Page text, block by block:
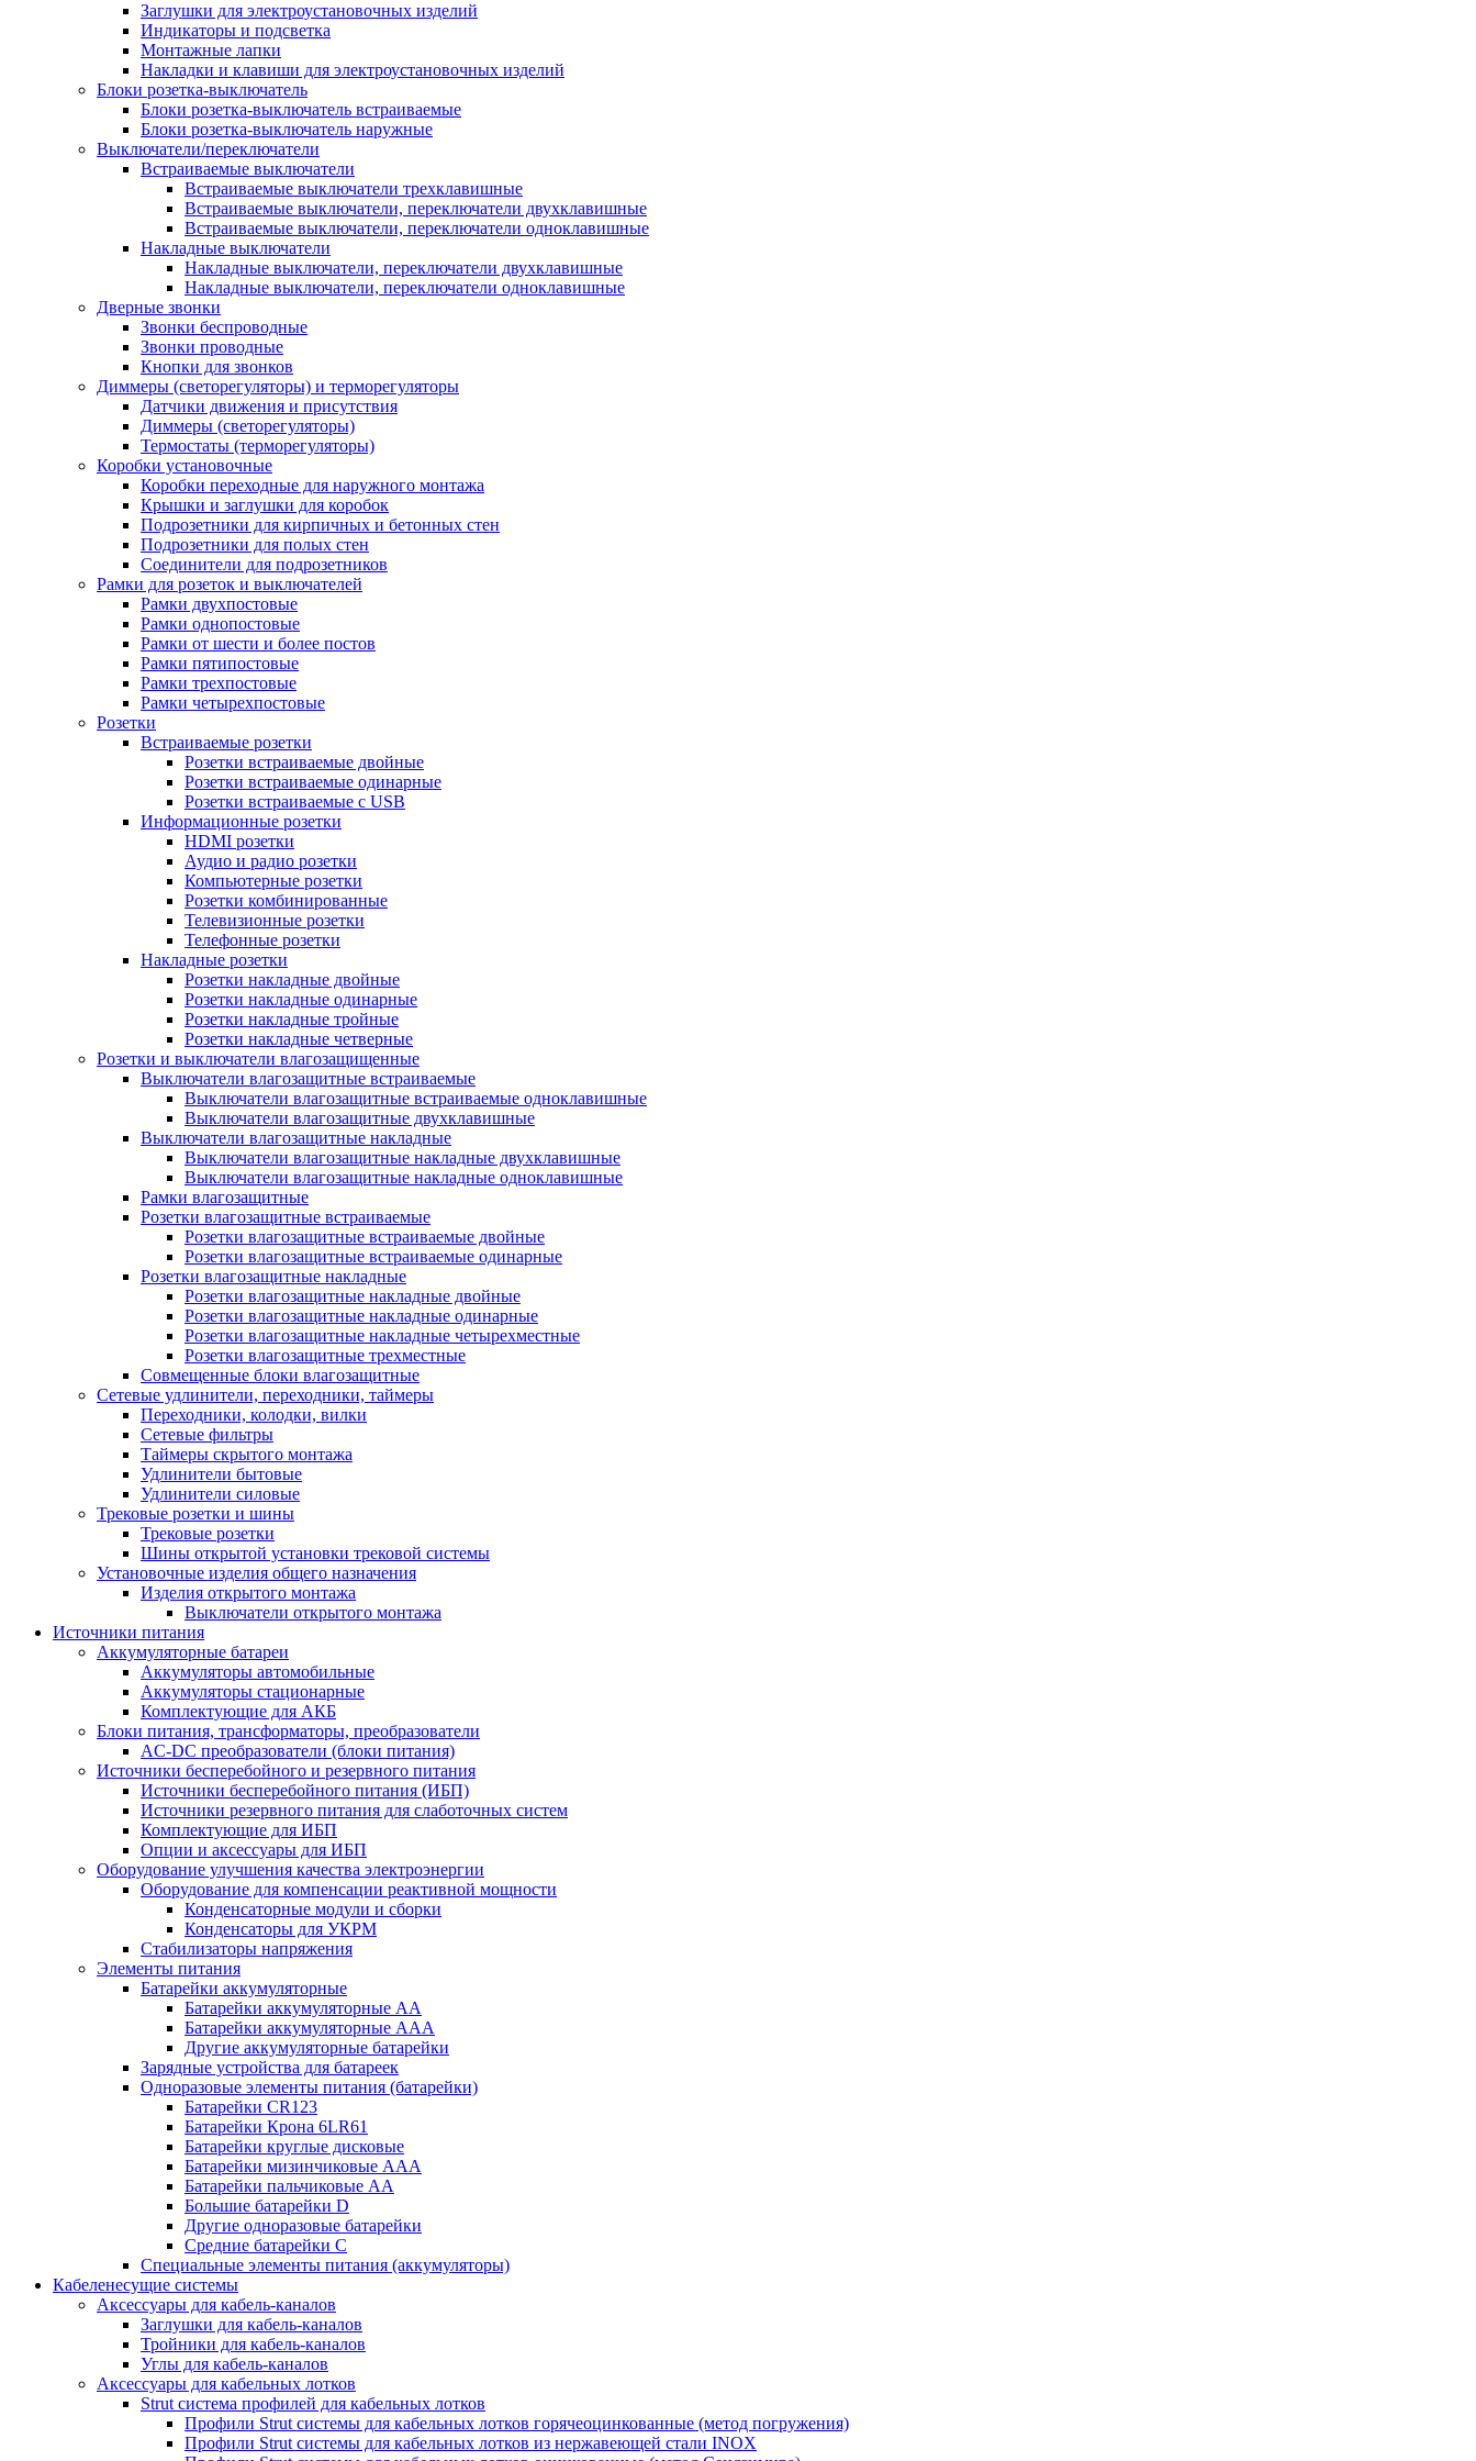
Заглушки для электроустановочных изделий
Индикаторы и подсветка
Монтажные лапки
Накладки и клавиши для электроустановочных изделий
Блоки розетка-выключатель
Блоки розетка-выключатель встраиваемые
Блоки розетка-выключатель наружные
Выключатели/переключатели
Встраиваемые выключатели
Встраиваемые выключатели трехклавишные
Встраиваемые выключатели, переключатели двухклавишные
Встраиваемые выключатели, переключатели одноклавишные
Накладные выключатели
Накладные выключатели, переключатели двухклавишные
Накладные выключатели, переключатели одноклавишные
Дверные звонки
Звонки беспроводные
Звонки проводные
Кнопки для звонков
Диммеры (светорегуляторы) и терморегуляторы
Датчики движения и присутствия
Диммеры (светорегуляторы)
Термостаты (терморегуляторы)
Коробки установочные
Коробки переходные для наружного монтажа
Крышки и заглушки для коробок
Подрозетники для кирпичных и бетонных стен
Подрозетники для полых стен
Соединители для подрозетников
Рамки для розеток и выключателей
Рамки двухпостовые
Рамки однопостовые
Рамки от шести и более постов
Рамки пятипостовые
Рамки трехпостовые
Рамки четырехпостовые
Розетки
Встраиваемые розетки
Розетки встраиваемые двойные
Розетки встраиваемые одинарные
Розетки встраиваемые с USB
Информационные розетки
HDMI розетки
Аудио и радио розетки
Компьютерные розетки
Розетки комбинированные
Телевизионные розетки
Телефонные розетки
Накладные розетки
Розетки накладные двойные
Розетки накладные одинарные
Розетки накладные тройные
Розетки накладные четверные
Розетки и выключатели влагозащищенные
Выключатели влагозащитные встраиваемые
Выключатели влагозащитные встраиваемые одноклавишные
Выключатели влагозащитные двухклавишные
Выключатели влагозащитные накладные
Выключатели влагозащитные накладные двухклавишные
Выключатели влагозащитные накладные одноклавишные
Рамки влагозащитные
Розетки влагозащитные встраиваемые
Розетки влагозащитные встраиваемые двойные
Розетки влагозащитные встраиваемые одинарные
Розетки влагозащитные накладные
Розетки влагозащитные накладные двойные
Розетки влагозащитные накладные одинарные
Розетки влагозащитные накладные четырехместные
Розетки влагозащитные трехместные
Совмещенные блоки влагозащитные
Сетевые удлинители, переходники, таймеры
Переходники, колодки, вилки
Сетевые фильтры
Таймеры скрытого монтажа
Удлинители бытовые
Удлинители силовые
Трековые розетки и шины
Трековые розетки
Шины открытой установки трековой системы
Установочные изделия общего назначения
Изделия открытого монтажа
Выключатели открытого монтажа
Источники питания
Аккумуляторные батареи
Аккумуляторы автомобильные
Аккумуляторы стационарные
Комплектующие для АКБ
Блоки питания, трансформаторы, преобразователи
AC-DC преобразователи (блоки питания)
Источники бесперебойного и резервного питания
Источники бесперебойного питания (ИБП)
Источники резервного питания для слаботочных систем
Комплектующие для ИБП
Опции и аксессуары для ИБП
Оборудование улучшения качества электроэнергии
Оборудование для компенсации реактивной мощности
Конденсаторные модули и сборки
Конденсаторы для УКРМ
Стабилизаторы напряжения
Элементы питания
Батарейки аккумуляторные
Батарейки аккумуляторные АА
Батарейки аккумуляторные ААА
Другие аккумуляторные батарейки
Зарядные устройства для батареек
Одноразовые элементы питания (батарейки)
Батарейки CR123
Батарейки Крона 6LR61
Батарейки круглые дисковые
Батарейки мизинчиковые ААА
Батарейки пальчиковые АА
Большие батарейки D
Другие одноразовые батарейки
Средние батарейки C
Специальные элементы питания (аккумуляторы)
Кабеленесущие системы
Аксессуары для кабель-каналов
Заглушки для кабель-каналов
Тройники для кабель-каналов
Углы для кабель-каналов
Аксессуары для кабельных лотков
Strut система профилей для кабельных лотков
Профили Strut системы для кабельных лотков горячеоцинкованные (метод погружения)
Профили Strut системы для кабельных лотков из нержавеющей стали INOX